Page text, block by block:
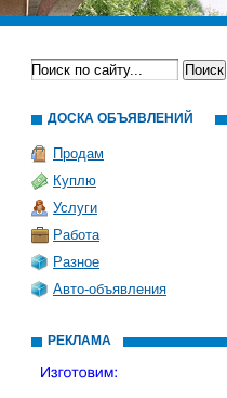
ДОСКА ОБЪЯВЛЕНИЙ
Продам
Куплю
Услуги
Работа
Разное
Авто-объявления
РЕКЛАМА